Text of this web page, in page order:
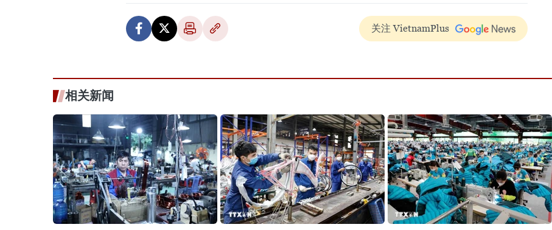
关注 VietnamPlus
相关新闻